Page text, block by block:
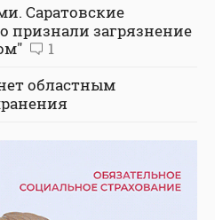
Саратовские
признали загрязнение
1
областным